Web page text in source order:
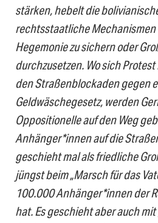
stärken, hebelt die
rechtsstaatliche Mechanismen
Hegemonie zu sichern oder
durchzusetzen. Wo sich
den Straßenblockaden gegen
Geldwäschegesetz, werden
Oppositionelle auf den Weg
Anhänger*innen auf die
geschieht mal als friedliche
jüngst beim „Marsch für das
100.000 Anhänger*innen der
hat. Es geschieht aber auch